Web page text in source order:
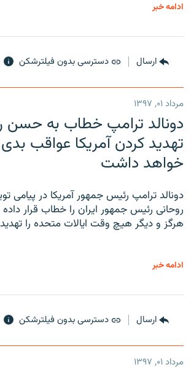
ادامه خبر
ارسال دسترسی بدون فیلترشکن
مرداد ۰۱, ۱۳۹۷
دونالد ترامپ خطاب به حسن
تهدید کردن آمریکا عواقب
خواهد داشت
دونالد ترامپ رئیس جمهور آمریکا در پیامی
روحانی رئیس جمهور ایران را خطاب قرار
هرگز و دیگر هیچ وقت ایالات متحده را
ادامه خبر
ارسال دسترسی بدون فیلترشکن
مرداد ۰۱, ۱۳۹۷